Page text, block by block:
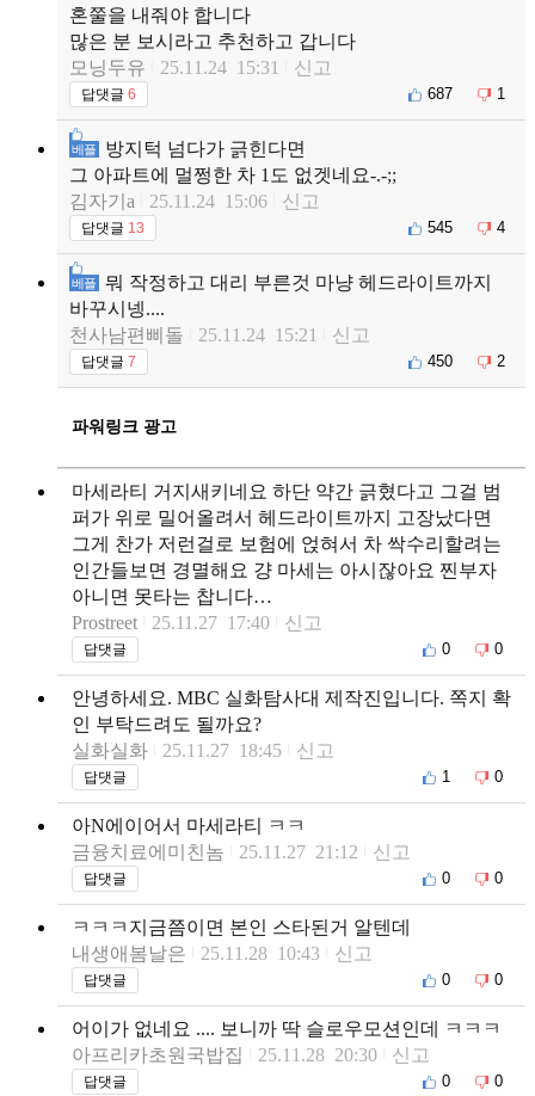
혼쭐을 내줘야 합니다
많은 분 보시라고 추천하고 갑니다
모닝두유
25.11.24 15:31 신고
답댓글 6 687 1
베플
방지턱 넘다가 긁힌다면
그 아파트에 멀쩡한 차 1도 없겟네요-.-;;
김자기a
25.11.24 15:06 신고
답댓글 13 545 4
베플
뭐 작정하고 대리 부른것 마냥 헤드라이트까지
바꾸시넹....
천사남편삐돌
25.11.24 15:21 신고
답댓글 7 450 2
파워링크 광고
마세라티 거지새키네요 하단 약간 긁혔다고 그걸 범
퍼가 위로 밀어올려서 헤드라이트까지 고장났다면
그게 찬가 저런걸로 보험에 얹혀서 차 싹수리할려는
인간들보면 경멸해요 걍 마세는 아시잖아요 찐부자
아니면 못타는 찹니다…
Prostreet
25.11.27 17:40 신고
답댓글 0 0
안녕하세요. MBC 실화탐사대 제작진입니다. 쪽지 확
인 부탁드려도 될까요?
실화실화
25.11.27 18:45 신고
답댓글 1 0
아N에이어서 마세라티 ㅋㅋ
금융치료에미친놈
25.11.27 21:12 신고
답댓글 0 0
ㅋㅋㅋ지금쯤이면 본인 스타된거 알텐데
내생애봄날은
25.11.28 10:43 신고
답댓글 0 0
어이가 없네요 .... 보니까 딱 슬로우모션인데 ㅋㅋㅋ
아프리카초원국밥집
25.11.28 20:30 신고
답댓글 0 0